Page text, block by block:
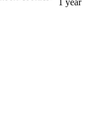
1 year